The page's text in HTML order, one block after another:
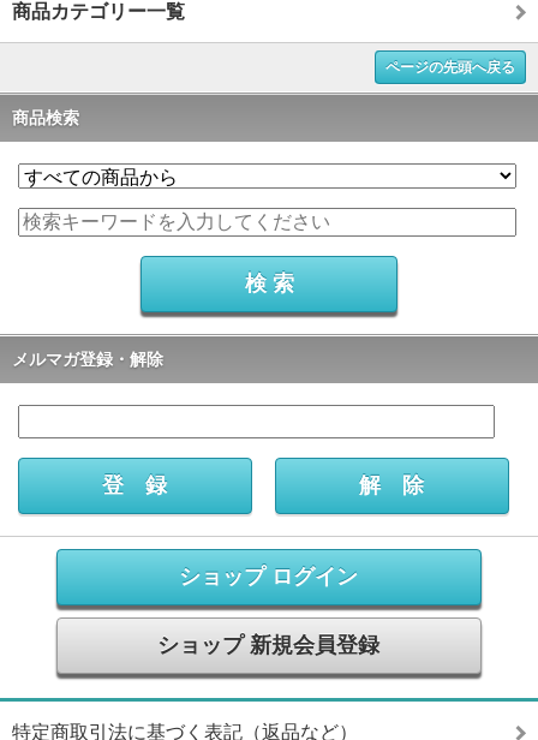
商品カテゴリー一覧
ページの先頭へ戻る
商品検索
メルマガ登録・解除
ショップ ログイン
ショップ 新規会員登録
特定商取引法に基づく表記（返品など）